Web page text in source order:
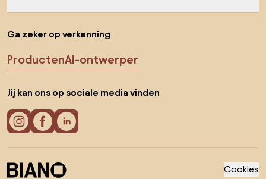
Ga zeker op verkenning
ProductenAI-ontwerper
Jij kan ons op sociale media vinden
Cookies